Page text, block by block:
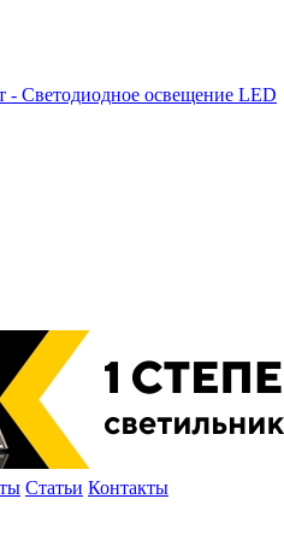
- Светодиодное освещение LED
Статьи Контакты